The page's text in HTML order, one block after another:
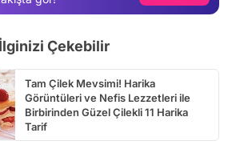
Çekebilir
Tam Çilek Mevsimi! Harika
Görüntüleri ve Nefis Lezzetleri ile
Birbirinden Güzel Çilekli 11 Harika
Tarif